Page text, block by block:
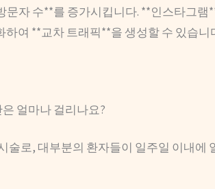
문자 수**를 증가시킵니다. **인스타그램
여 **교차 트래픽**을 생성할 수 있습니
얼마나 걸리나요?
술로, 대부분의 환자들이 일주일 이내에